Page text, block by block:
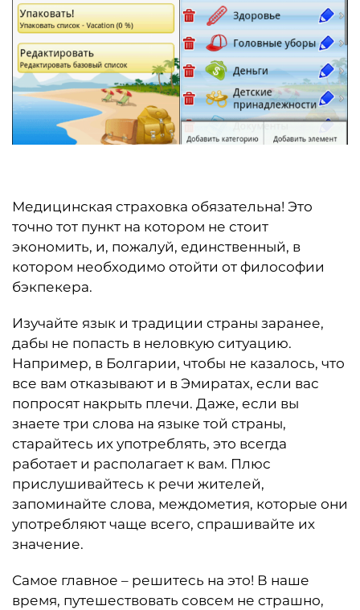
Медицинская страховка обязательна! Это
точно тот пункт на котором не стоит
экономить, и, пожалуй, единственный, в
котором необходимо отойти от философии
бэкпекера.
Изучайте язык и традиции страны заранее,
дабы не попасть в неловкую ситуацию.
Например, в Болгарии, чтобы не казалось, что
все вам отказывают и в Эмиратах, если вас
попросят накрыть плечи. Даже, если вы
знаете три слова на языке той страны,
старайтесь их употреблять, это всегда
работает и располагает к вам. Плюс
прислушивайтесь к речи жителей,
запоминайте слова, междометия, которые они
употребляют чаще всего, спрашивайте их
значение.
Самое главное – решитесь на это! В наше
время, путешествовать совсем не страшно,